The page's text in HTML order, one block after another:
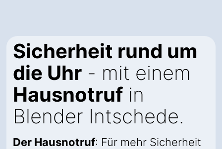
Sicherheit rund um
die Uhr - mit einem
Hausnotruf in
Blender Intschede.
Der Hausnotruf: Für mehr Sicherheit